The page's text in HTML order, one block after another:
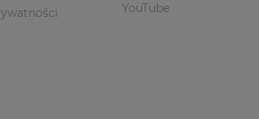
YouTube